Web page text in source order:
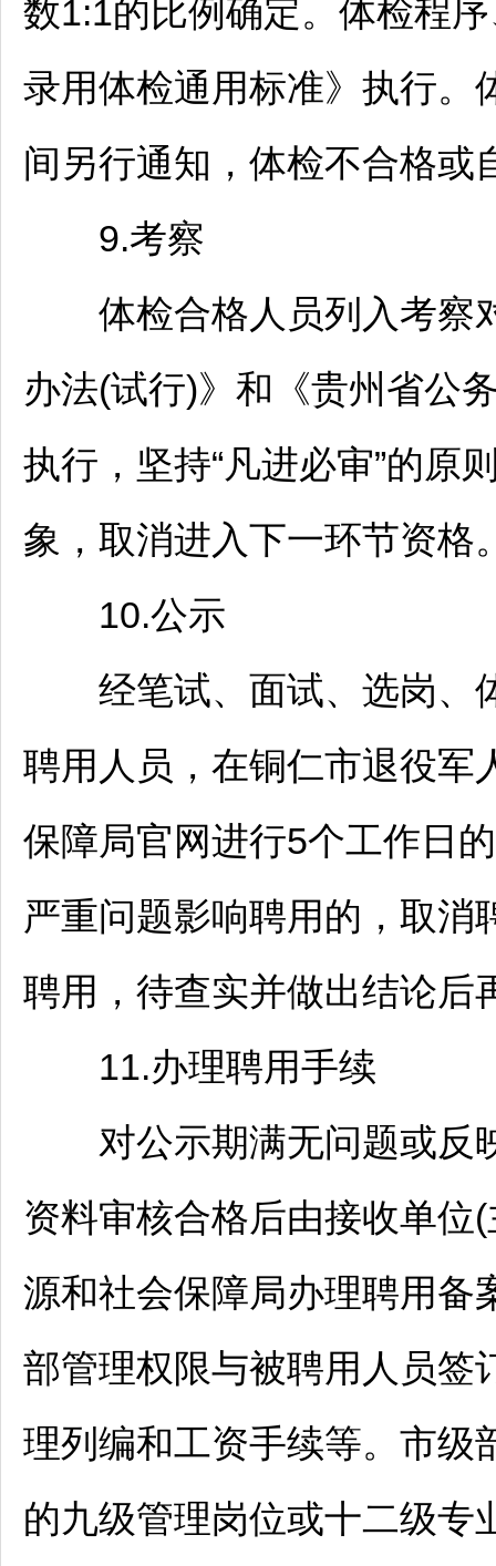
数1:1的比例确定。体检程
录用体检通用标准》执行。
间另行通知，体检不合格或
9.考察
体检合格人员列入考察
办法(试行)》和《贵州省公
执行，坚持“凡进必审”的原
象，取消进入下一环节资格
10.公示
经笔试、面试、选岗、
聘用人员，在铜仁市退役军
保障局官网进行5个工作日
严重问题影响聘用的，取消
聘用，待查实并做出结论后
11.办理聘用手续
对公示期满无问题或反
资料审核合格后由接收单位
源和社会保障局办理聘用备
部管理权限与被聘用人员签
理列编和工资手续等。市级
的九级管理岗位或十二级专